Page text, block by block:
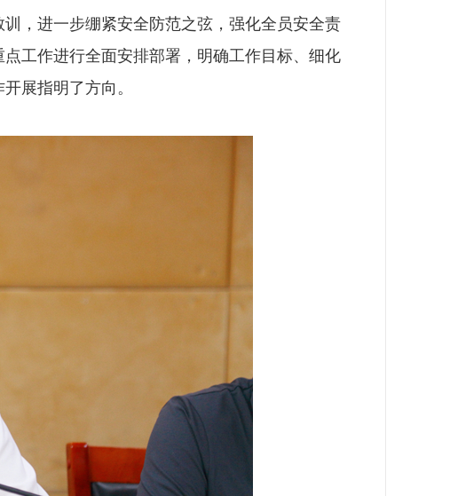
，进一步绷紧安全防范之弦，强化全员安全责
工作进行全面安排部署，明确工作目标、细化
展指明了方向。